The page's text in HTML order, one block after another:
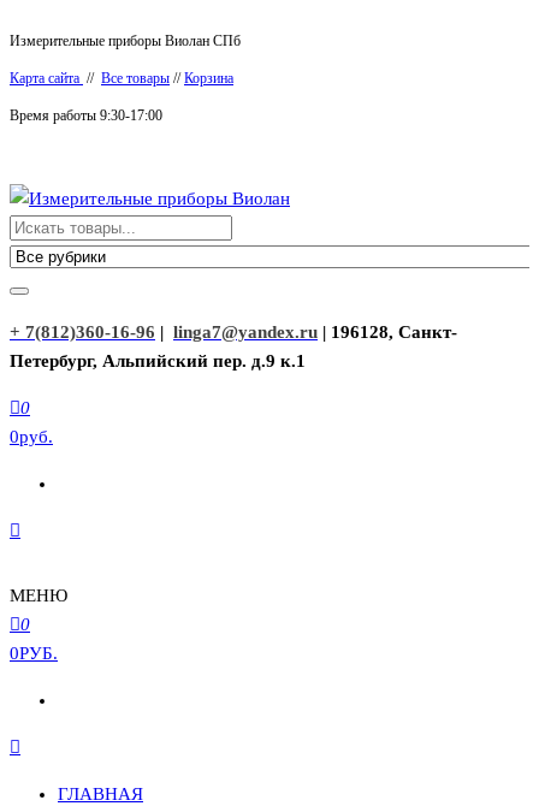
к
содержимому
Измерительные приборы Виолан СПб
Карта сайта // Все товары //Корзина
Время работы 9:30-17:00
Измерительные приборы Виолан
+ 7(812)360-16-96 | linga7@yandex.ru | 196128, Санкт-
Петербург, Альпийский пер. д.9 к.1
0
0руб.
МЕНЮ
0
0РУБ.
ГЛАВНАЯ